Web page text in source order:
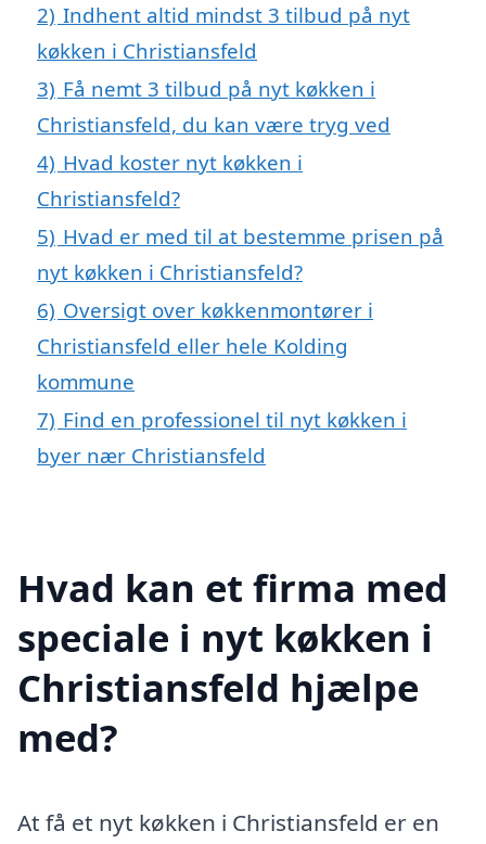
2) Indhent altid mindst 3 tilbud på nyt
køkken i Christiansfeld
3) Få nemt 3 tilbud på nyt køkken i
Christiansfeld, du kan være tryg ved
4) Hvad koster nyt køkken i
Christiansfeld?
5) Hvad er med til at bestemme prisen på
nyt køkken i Christiansfeld?
6) Oversigt over køkkenmontører i
Christiansfeld eller hele Kolding
kommune
7) Find en professionel til nyt køkken i
byer nær Christiansfeld
Hvad kan et firma med
speciale i nyt køkken i
Christiansfeld hjælpe
med?
At få et nyt køkken i Christiansfeld er en